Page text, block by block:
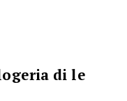
di le